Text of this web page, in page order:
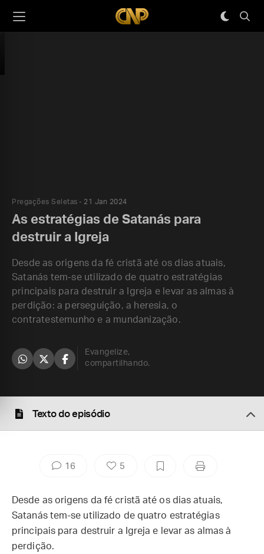
Pregações Seletas 21 Jan 2024
As estratégias de Satanás para
destruir a Igreja
Desde as origens da fé cristã até os dias atuais,
Satanás tem-se utilizado de quatro estratégias
principais para destruir a Igreja e levar as almas à
perdição: a perseguição, a heresia, o
contratestemunho e a mundanização.
Evangelize,
compartilhando.
Texto do episódio
16 5
Desde as origens da fé cristã até os dias atuais,
Satanás tem-se utilizado de quatro estratégias
principais para destruir a Igreja e levar as almas à
perdição.